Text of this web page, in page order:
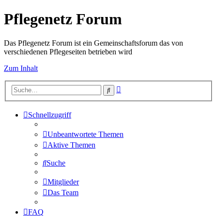
Pflegenetz Forum
Das Pflegenetz Forum ist ein Gemeinschaftsforum das von
verschiedenen Pflegeseiten betrieben wird
Zum Inhalt
Suche
Schnellzugriff
Unbeantwortete Themen
Aktive Themen
Suche
Mitglieder
Das Team
FAQ